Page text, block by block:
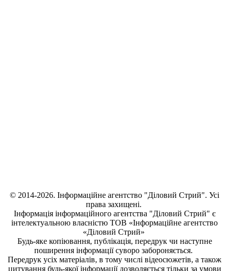
© 2014-2026. Інформаційне агентство "Діловий Стрий". Усі
права захищені.
Інформація інформаційного агентства "Діловий Стрий" є
інтелектуальною власністю ТОВ «Інформаційне агентство
«Діловий Стрий»
Будь-яке копiювання, публiкацiя, передрук чи наступне
поширення iнформацiї суворо забороняється.
Передрук усіх матеріалів, в тому числі відеосюжетів, а також
цитування будь-якої інформації дозволяється тільки за умови